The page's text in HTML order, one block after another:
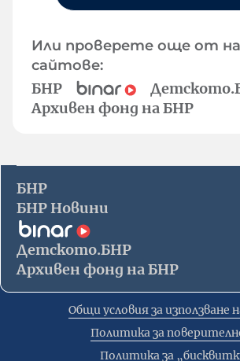
Или проверете още от
сайтове:
БНР
Архивен фонд на БНР
БНР
БНР Новини
Детското.БНР
Архивен фонд на БНР
Общи условия за използване
Политика за
Политика за